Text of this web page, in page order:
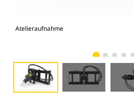
Atelieraufnahme